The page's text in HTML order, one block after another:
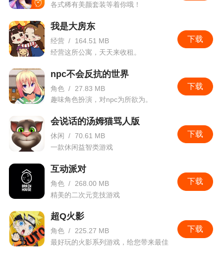
各式稀有美颜套装等着你哦！
下载
我是大房东
经营 /
164.51 MB
经营这所公寓，天天来收租。
下载
npc不会反抗的世界
角色 /
27.83 MB
趣味角色扮演，对npc为所欲为。
下载
会说话的汤姆猫骂人版
休闲 / 70.61 MB
一款休闲益智类游戏
下载
互动派对
角色 /
268.00 MB
精美的二次元竞技游戏
下载
超Q火影
角色 / 225.27 MB
最好玩的火影系列游戏，给您带来最佳